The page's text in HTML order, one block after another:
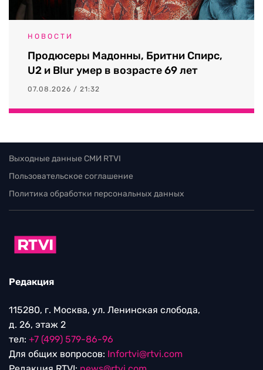
НОВОСТИ
Продюсеры Мадонны, Бритни Спирс,
U2 и Blur умер в возрасте 69 лет
07.08.2026 / 21:32
Выходные данные СМИ RTVI
Пользовательское соглашение
Политика обработки персональных данных
Редакция
115280, г. Москва, ул. Ленинская слобода,
д. 26, этаж 2
тел: +7 (499) 579-86-96
Для общих вопросов: Infortvi@rtvi.com